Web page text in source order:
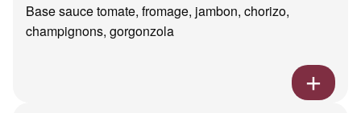
Base sauce tomate, fromage, jambon, chorizo,
champignons, gorgonzola